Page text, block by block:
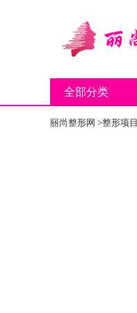
全部分类
丽尚整形网 >整形项目